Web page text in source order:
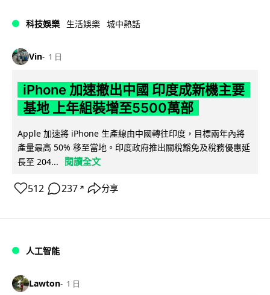
科技娛樂 生活娛樂 城中熱話
Vin 1 日
iPhone 加速撤出中國 印度成新機主要
基地 上年組裝增至5500萬部
Apple 加速將 iPhone 生產線由中國轉往印度，目標兩年內將
產量最高 50% 移至當地。印度政府推出關稅豁免及稅務優惠延
長至 204...
閱讀全文
512 237 ↗ 分享
人工智能
Lawton 1 日